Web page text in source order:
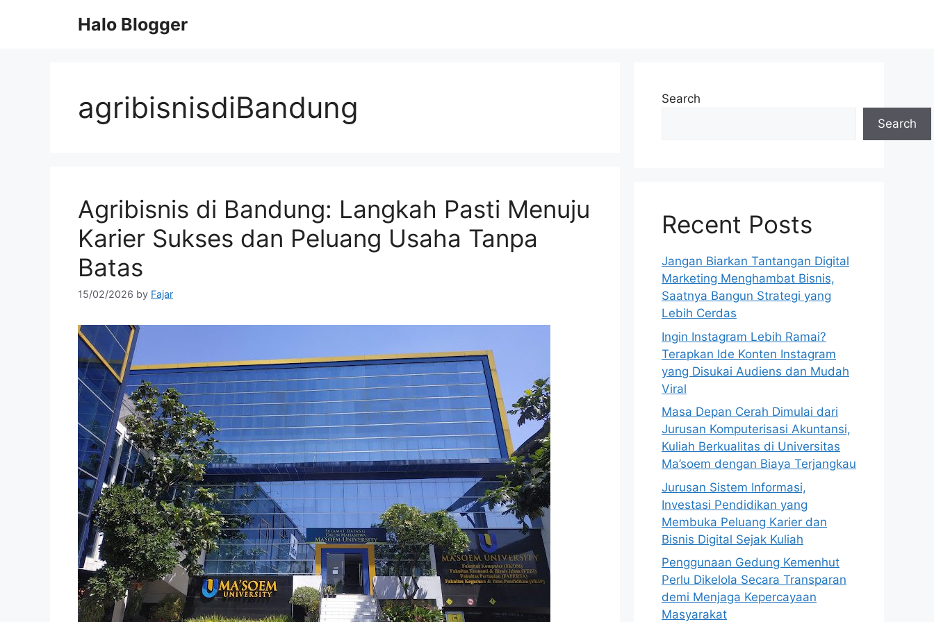
Halo Blogger
agribisnisdiBandung
Agribisnis di Bandung: Langkah Pasti Menuju
Karier Sukses dan Peluang Usaha Tanpa
Batas
15/02/2026 by Fajar
Search
Search
Recent Posts
Jangan Biarkan Tantangan Digital
Marketing Menghambat Bisnis,
Saatnya Bangun Strategi yang
Lebih Cerdas
Ingin Instagram Lebih Ramai?
Terapkan Ide Konten Instagram
yang Disukai Audiens dan Mudah
Viral
Masa Depan Cerah Dimulai dari
Jurusan Komputerisasi Akuntansi,
Kuliah Berkualitas di Universitas
Ma’soem dengan Biaya Terjangkau
Jurusan Sistem Informasi,
Investasi Pendidikan yang
Membuka Peluang Karier dan
Bisnis Digital Sejak Kuliah
Penggunaan Gedung Kemenhut
Perlu Dikelola Secara Transparan
demi Menjaga Kepercayaan
Masyarakat